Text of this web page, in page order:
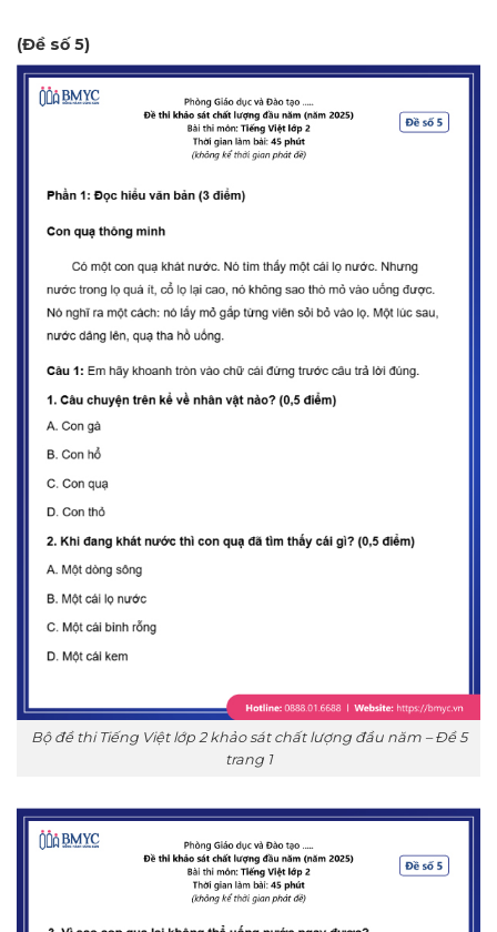
(Đề số 5)
Bộ đề thi Tiếng Việt lớp 2 khảo sát chất lượng đầu năm – Đề 5
trang 1